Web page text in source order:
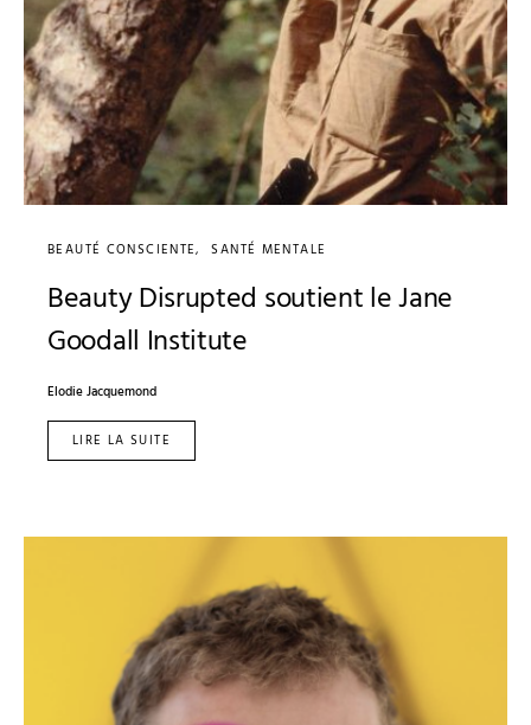
BEAUTÉ CONSCIENTE SANTÉ MENTALE
Beauty Disrupted soutient le Jane
Goodall Institute
Elodie Jacquemond
LIRE LA SUITE